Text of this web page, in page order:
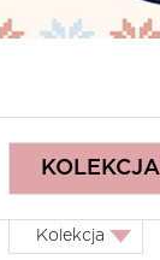
KOLEKCJA
kolekcja